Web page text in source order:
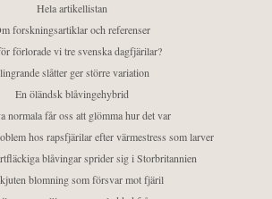
Hela artikellistan
forskningsartiklar och referenser
förlorade vi tre svenska dagfjärilar?
slåtter ger större variation
En öländsk blåvingehybrid
normala får oss att glömma hur det var
hos rapsfjärilar efter värmestress som larver
blåvingar sprider sig i Storbritannien
blomning som försvar mot fjäril